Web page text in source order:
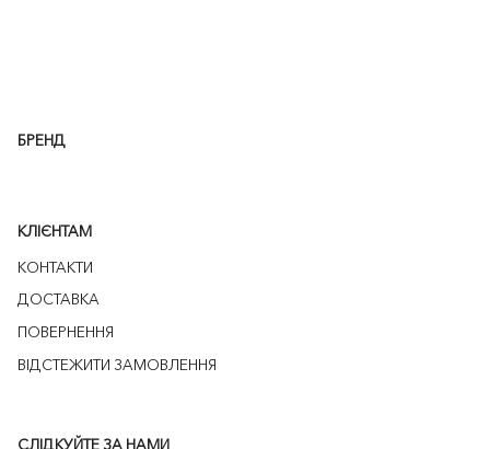
БРЕНД
КЛІЄНТАМ
КОНТАКТИ
ДОСТАВКА
ПОВЕРНЕННЯ
ВІДСТЕЖИТИ ЗАМОВЛЕННЯ
СЛІДКУЙТЕ ЗА НАМИ